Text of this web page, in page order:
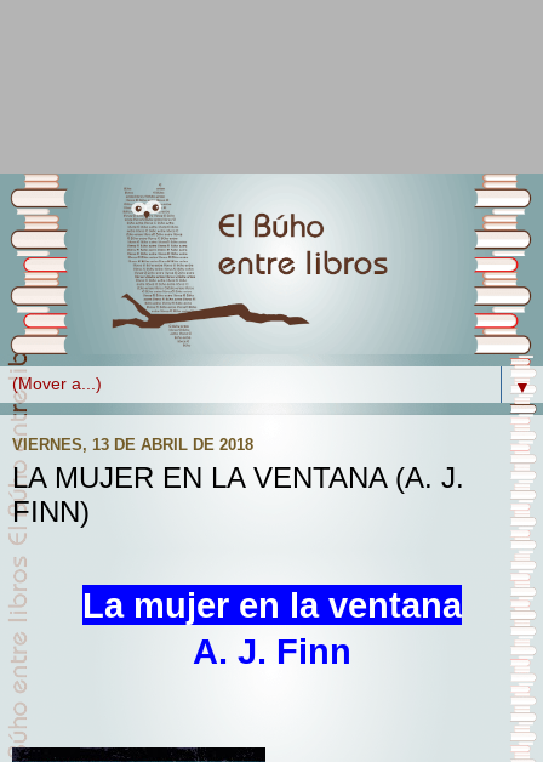
▼
VIERNES, 13 DE ABRIL DE 2018
LA MUJER EN LA VENTANA (A. J.
FINN)
La mujer en la ventana
A. J. Finn